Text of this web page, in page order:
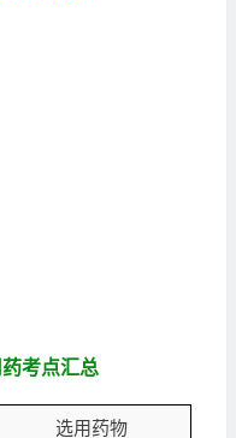
考点汇总
选用药物